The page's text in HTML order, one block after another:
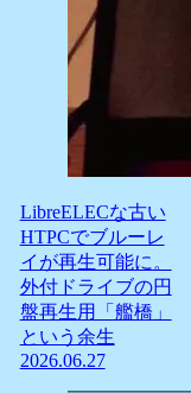
LibreELECな古い
HTPCでブルーレ
イが再生可能に。
外付ドライブの円
盤再生用「艦橋」
という余生
2026.06.27